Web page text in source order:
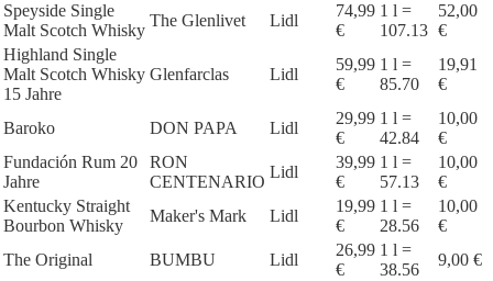
Speyside Single
Malt Scotch Whisky
The Glenlivet Lidl
74,99
€
1 l =
107.13
52,00
€
Highland Single
Malt Scotch Whisky
15 Jahre
Glenfarclas Lidl
59,99
€
1 l =
85.70
19,91
€
Baroko DON PAPA Lidl
29,99
€
1 l =
42.84
10,00
€
Fundación Rum 20
Jahre
RON
CENTENARIO
Lidl
39,99
€
1 l =
57.13
10,00
€
Kentucky Straight
Bourbon Whisky
Maker's Mark Lidl
19,99
€
1 l =
28.56
10,00
€
The Original
BUMBU Lidl
26,99
€
1 l =
38.56
9,00 €